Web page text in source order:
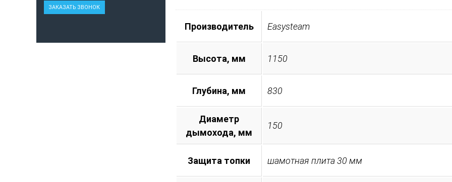
Производитель Easysteam
Высота, мм 1150
Глубина, мм 830
Диаметр
дымохода, мм
150
Защита топки шамотная плита 30 мм